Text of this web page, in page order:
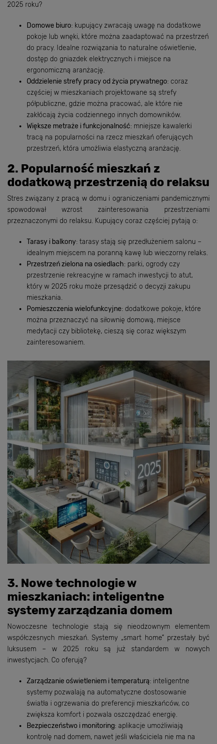
2025 roku?
Domowe biuro: kupujący zwracają uwagę na dodatkowe
pokoje lub wnęki, które można zaadaptować na przestrzeń
do pracy. Idealne rozwiązania to naturalne oświetlenie,
dostęp do gniazdek elektrycznych i miejsce na
ergonomiczną aranżację.
Oddzielenie strefy pracy od życia prywatnego: coraz
częściej w mieszkaniach projektowane są strefy
półpubliczne, gdzie można pracować, ale które nie
zakłócają życia codziennego innych domowników.
Większe metraże i funkcjonalność: mniejsze kawalerki
tracą na popularności na rzecz mieszkań oferujących
przestrzeń, która umożliwia elastyczną aranżację.
2. Popularność mieszkań z
dodatkową przestrzenią do relaksu
Stres związany z pracą w domu i ograniczeniami pandemicznymi
spowodował wzrost zainteresowania przestrzeniami
przeznaczonymi do relaksu. Kupujący coraz częściej pytają o:
Tarasy i balkony: tarasy stają się przedłużeniem salonu –
idealnym miejscem na poranną kawę lub wieczorny relaks.
Przestrzeń zielona na osiedlach: parki, ogrody czy
przestrzenie rekreacyjne w ramach inwestycji to atut,
który w 2025 roku może przesądzić o decyzji zakupu
mieszkania.
Pomieszczenia wielofunkcyjne: dodatkowe pokoje, które
można przeznaczyć na siłownię domową, miejsce
medytacji czy bibliotekę, cieszą się coraz większym
zainteresowaniem.
3. Nowe technologie w
mieszkaniach: inteligentne
systemy zarządzania domem
Nowoczesne technologie stają się nieodzownym elementem
współczesnych mieszkań. Systemy „smart home” przestały być
luksusem – w 2025 roku są już standardem w nowych
inwestycjach. Co oferują?
Zarządzanie oświetleniem i temperaturą: inteligentne
systemy pozwalają na automatyczne dostosowanie
światła i ogrzewania do preferencji mieszkańców, co
zwiększa komfort i pozwala oszczędzać energię.
Bezpieczeństwo i monitoring: aplikacje umożliwiają
kontrolę nad domem, nawet jeśli właściciela nie ma na